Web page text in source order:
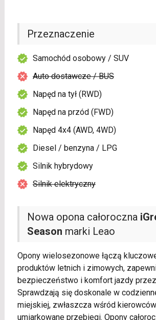
Nowa opona całoroczna
Season marki Leao
Opony wielosezonowe łączą
produktów letnich i zimowych,
bezpieczeństwo i komfort jazdy przez
Sprawdzają się doskonale w
miejskiej, zwłaszcza wśród
umiarkowane przebiegi. Opony
Przeznaczenie
Samochód osobowy / SUV
Auto dostawcze / BUS
Napęd na tył (RWD)
Napęd na przód (FWD)
Napęd 4x4 (AWD, 4WD)
Diesel / benzyna / LPG
Silnik hybrydowy
Silnik elektryczny